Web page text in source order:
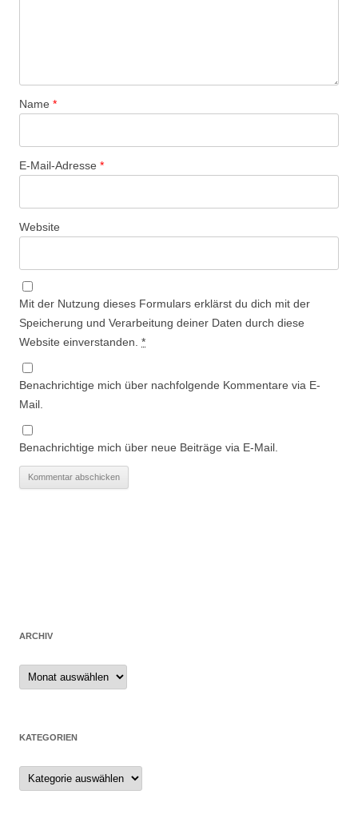
Name *
E-Mail-Adresse *
Website
Mit der Nutzung dieses Formulars erklärst du dich mit der
Speicherung und Verarbeitung deiner Daten durch diese
Website einverstanden. *
Benachrichtige mich über nachfolgende Kommentare via E-
Mail.
Benachrichtige mich über neue Beiträge via E-Mail.
ARCHIV
Archiv
KATEGORIEN
Kategorien